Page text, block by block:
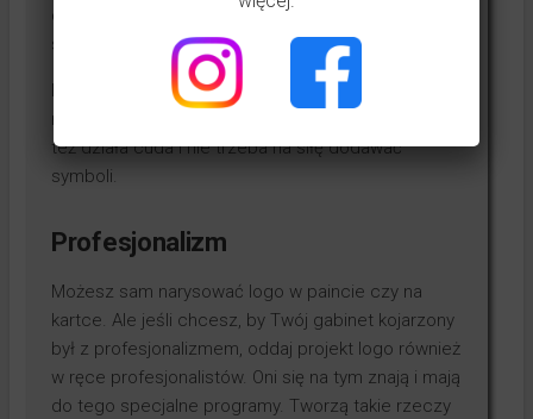
dwa kroje czcionek lub dwie grubości tego
samego kroju. Będzie ciekawiej.
Na pewno kojarzysz też logo, gdzie jest tylko
nazwa lub skrót, same litery. Dobra gra czcionką
też działa cuda i nie trzeba na siłę dodawać
symboli.
Profesjonalizm
Możesz sam narysować logo w paincie czy na
kartce. Ale jeśli chcesz, by Twój gabinet kojarzony
był z profesjonalizmem, oddaj projekt logo również
w ręce profesjonalistów. Oni się na tym znają i mają
do tego specjalne programy. Tworzą takie rzeczy